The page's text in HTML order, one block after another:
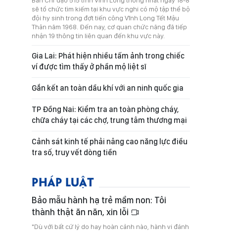
sẽ tổ chức tìm kiếm tại khu vực nghi có mộ tập thể bộ
đội hy sinh trong đợt tiến công Vĩnh Long Tết Mậu
Thân năm 1968. Đến nay, cơ quan chức năng đã tiếp
nhận 19 thông tin liên quan đến khu vực này.
Gia Lai: Phát hiện nhiều tấm ảnh trong chiếc
ví được tìm thấy ở phần mộ liệt sĩ
Gắn kết an toàn dầu khí với an ninh quốc gia
TP Đồng Nai: Kiểm tra an toàn phòng cháy,
chữa cháy tại các chợ, trung tâm thương mại
Cảnh sát kinh tế phải nâng cao năng lực điều
tra số, truy vết dòng tiền
PHÁP LUẬT
Bảo mẫu hành hạ trẻ mầm non: Tôi
thành thật ăn năn, xin lỗi
"Dù với bất cứ lý do hay hoàn cảnh nào, hành vi đánh